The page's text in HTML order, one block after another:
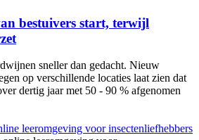
bestuivers start, terwijl
sneller dan gedacht. Nieuw
op verschillende locaties laat zien dat
dertig jaar met 50 - 90 % afgenomen
leeromgeving voor insectenliefhebbers